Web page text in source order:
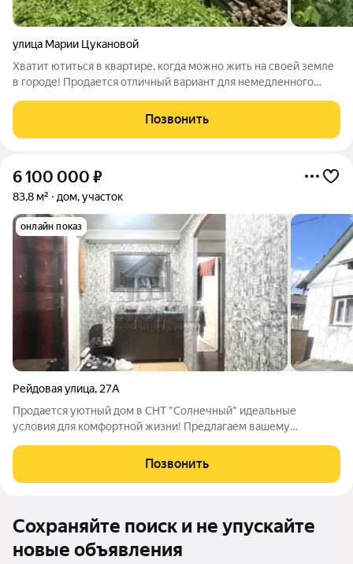
улица Марии Цукановой
Хватит ютиться в квартире, когда можно жить на своей земле
в городе! Продается отличный вариант для немедленного
Красноярске. 5 причин купить этот участок: Настоящий
городской комфорт: Забудьте о
Позвонить
6 100 000 ₽
83,8 м² дом, участок
онлайн показ
Рейдовая улица, 27А
Продается уютный дом в СНТ "Солнечный" идеальные
условия для комфортной жизни! Предлагаем вашему
4 соток в Ленинском районе Красноярска по адресу: Рейдовая
27а. Этот объект недвижимости
Позвонить
Сохраняйте поиск и не упускайте
новые объявления